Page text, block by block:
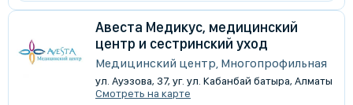
Авеста Медикус, медицинский
центр и сестринский уход
Медицинский центр, Многопрофильная
ул. Ауэзова, 37, уг. ул. Кабанбай батыра, Алматы
Смотреть на карте